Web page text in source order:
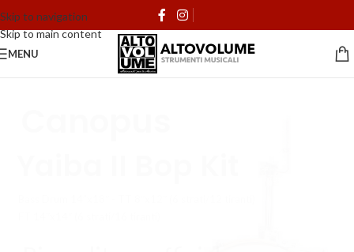
Skip to navigation
Skip to main content
MENU